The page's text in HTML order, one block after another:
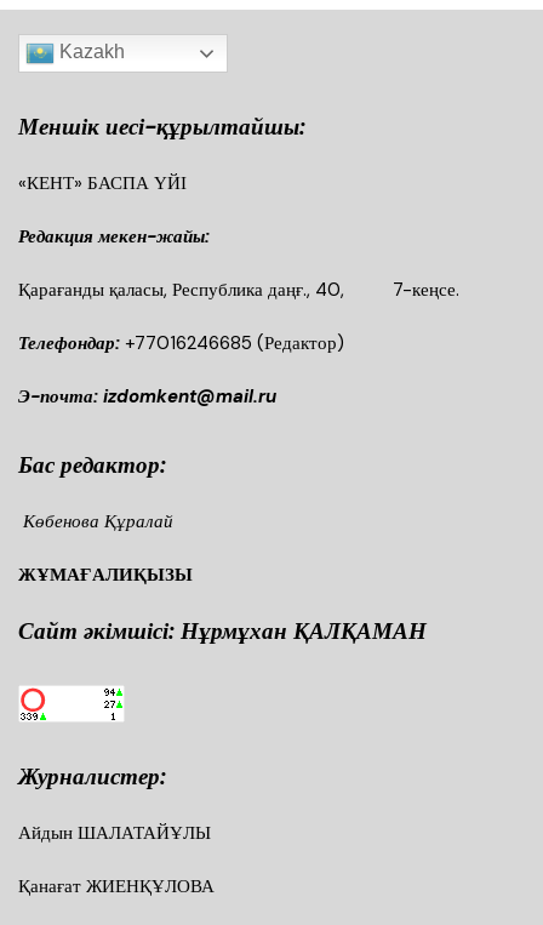
Kazakh
Меншік иесі-құрылтайшы:
«КЕНТ» БАСПА ҮЙІ
Редакция мекен-жайы:
Қарағанды қаласы, Республика даңғ., 40, 7-кеңсе.
Телефондар: +77016246685 (Редактор)
Э-почта: izdomkent@mail.ru
Бас редактор:
Көбенова Құралай
ЖҰМАҒАЛИҚЫЗЫ
Сайт әкімшісі: Нұрмұхан ҚАЛҚАМАН
Журналистер:
Айдын ШАЛАТАЙҰЛЫ
Қанағат ЖИЕНҚҰЛОВА